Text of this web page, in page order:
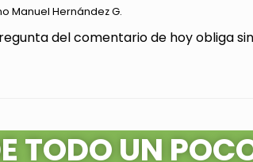
Manuel Hernández G.
del comentario de hoy obliga
TODO UN